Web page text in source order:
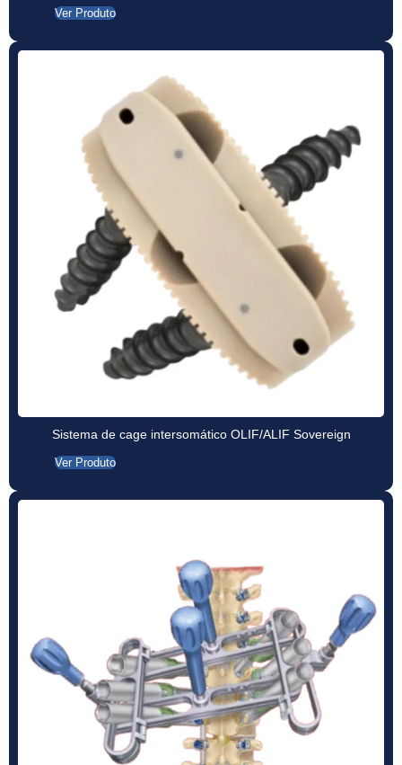
Ver Produto
Sistema de cage intersomático OLIF/ALIF Sovereign
Ver Produto